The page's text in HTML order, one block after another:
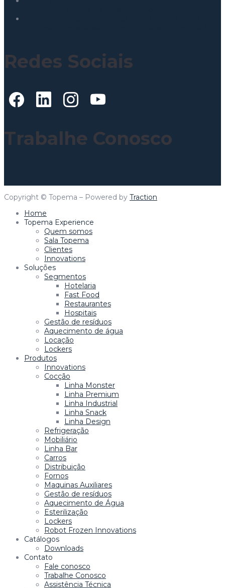
Redes Sociais
Trabalhe Conosco
Copyright © Topema – Powered by Traction
Home
Topema Experience
Quem somos
Sala Topema
Clientes
Innovations
Soluções
Segmentos
Hotelaria
Fast Food
Restaurantes
Hospitais
Gestão de resíduos
Aquecimento de água
Locação
Lockers
Produtos
Innovations
Cocção
Linha Monster
Linha Premium
Linha Industrial
Linha Snack
Linha Design
Refrigeração
Mobiliário
Linha Bar
Carros
Distribuição
Fornos
Maquinas Auxiliares
Gestão de resíduos
Aquecimento de Água
Esterilização
Lockers
Robot Frozen Innovations
Catálogos
Downloads
Contato
Fale conosco
Trabalhe Conosco
Assistência Técnica